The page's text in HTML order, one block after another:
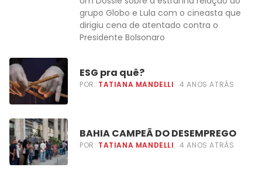
grupo Globo e Lula com o cineasta que
dirigiu cena de atentado contra o
Presidente Bolsonaro
ESG pra quê?
POR: TATIANA MANDELLI 4 ANOS ATRÁS
BAHIA CAMPEÃ DO DESEMPREGO
POR: TATIANA MANDELLI 4 ANOS ATRÁS